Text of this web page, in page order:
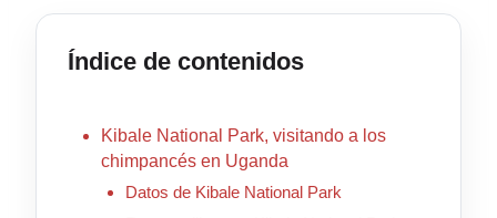
Índice de contenidos
Kibale National Park, visitando a los
chimpancés en Uganda
Datos de Kibale National Park